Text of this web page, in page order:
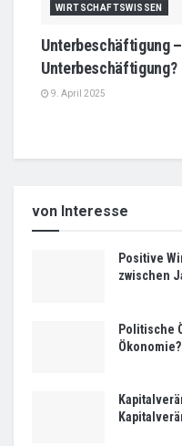
WIRTSCHAFTSWISSEN
Unterbeschäftigung
Unterbeschäftigung?
9. April 2025
von Interesse
Positive
zwischen
Politische
Ökonomie?